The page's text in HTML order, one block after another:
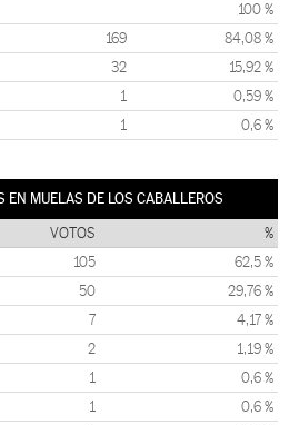
100 %
169 84,08 %
32 15,92 %
1 0,59 %
1 0,6 %
EN MUELAS DE LOS CABALLEROS
VOTOS %
105 62,5 %
50 29,76 %
7 4,17 %
2 1,19 %
1 0,6 %
1 0,6 %